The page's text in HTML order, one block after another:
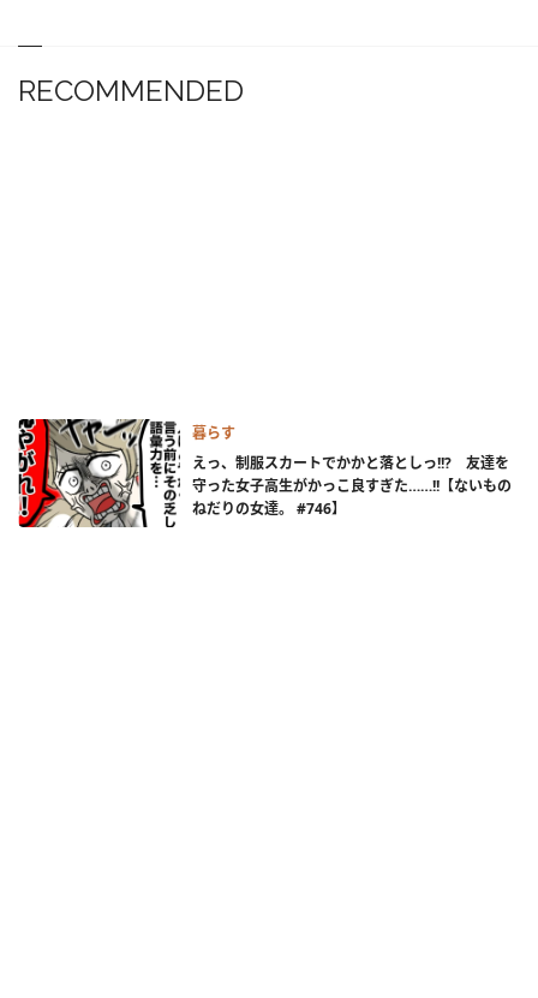
RECOMMENDED
暮らす
えっ、制服スカートでかかと落としっ!!? 友達を
守った女子高生がかっこ良すぎた……!!【ないもの
ねだりの女達。 #746】